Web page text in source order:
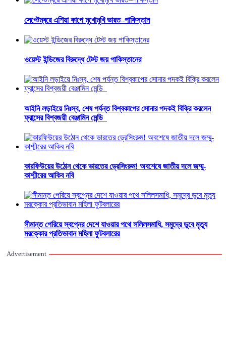
সেপ্টেম্বরে এশিয়া কাপে মুখোমুখি ভারত–পাকিস্তান
ওয়েস্ট ইন্ডিজের বিরুদ্ধে টেস্ট জয় পাকিস্তানের
আইনি লড়াইয়ে নিঃস্ব, শেষ পর্যন্ত বিশ্বকাপের সোনার পদকই বিক্রি করলেন
ফ্রান্সের বিশ্বজয়ী বেঞ্জামিন মেন্ডি
কারফিউয়ের উঠোন থেকে ভারতের ড্রেসিংরুম! অবশেষে জাতীয় দলে জম্মু-
কাশ্মীরের আকিব নবি
সীমান্ত পেরিয়ে স্বপ্নের দেশে যাওয়ার পথে সলিলসমাধি, সমুদ্রে ডুবে মৃত্যু
মরক্কোর প্রতিভাবান মহিলা ফুটবলারের
Advertisement